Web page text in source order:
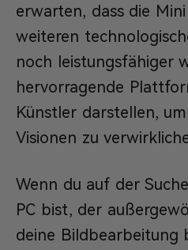
erwarten, dass die
weiteren
noch leistungsfähiger
hervorragende
Künstler darstellen,
Visionen zu
Wenn du auf der
PC bist, der
deine Bildbearbeitung